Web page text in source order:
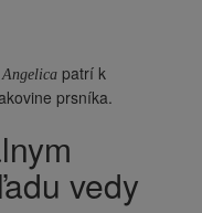
Angelica patrí k
prsníka.
vedy